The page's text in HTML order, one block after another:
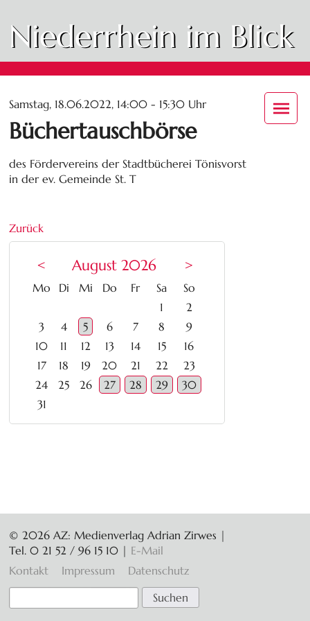
Niederrhein im Blick
Samstag, 18.06.2022, 14:00 - 15:30 Uhr
Büchertauschbörse
des Fördervereins der Stadtbücherei Tönisvorst
in der ev. Gemeinde St. T
Zurück
< August 2026 >
Mo ntag
Dienstag
Mittwoch
Donnerstag
Freitag
Samstag
Sonntag
1
2
3
4 5 6 7 8
9
10
11 12 13 14 15
16
17
18 19 20 21 22
23
24
25 26 27 28 29
30
31
© 2026 AZ: Medienverlag Adrian Zirwes |
Tel. 0 21 52 / 96 15 10 | E-Mail
Navigation
überspringen
Kontakt Impressum Datenschutz